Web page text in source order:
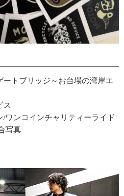
ートブリッジ～お台場の湾岸エ
ス
/ワンコインチャリティーライド
写真